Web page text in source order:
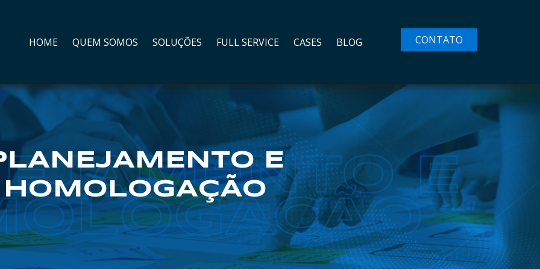
HOME QUEM SOMOS SOLUÇÕES FULL SERVICE CASES BLOG CONTATO
E
HOMOLOGAÇÃO
E